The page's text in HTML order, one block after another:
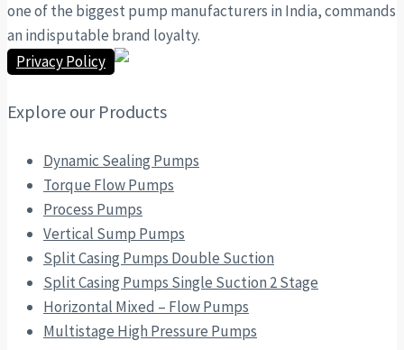
one of the biggest pump manufacturers in India, commands
an indisputable brand loyalty.
Privacy Policy
Explore our Products
Dynamic Sealing Pumps
Torque Flow Pumps
Process Pumps
Vertical Sump Pumps
Split Casing Pumps Double Suction
Split Casing Pumps Single Suction 2 Stage
Horizontal Mixed – Flow Pumps
Multistage High Pressure Pumps